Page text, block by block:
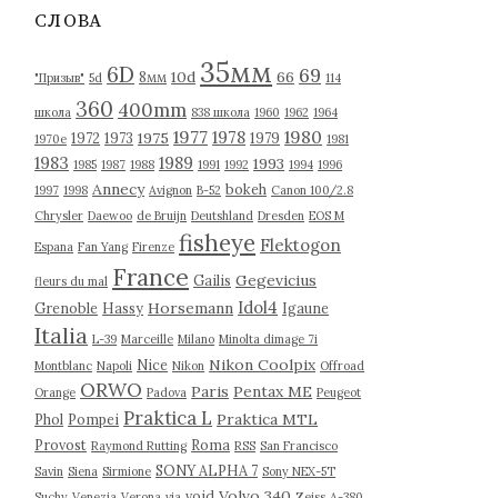
в
СЛОВА
"Призыв" 5d 6D 8мм 10d 35мм 66 69 114
школа 360 400mm 838 школа 1960 1962 1964
1970е 1972 1973 1975 1977 1978 1979 1980 1981
1983 1985 1987 1988 1989 1991 1992 1993 1994 1996
1997 1998 Annecy Avignon B-52 bokeh Canon 100/2.8
Chrysler Daewoo de Bruijn Deutshland Dresden EOS M
Espana Fan Yang Firenze fisheye Flektogon
fleurs du mal France Gailis Gegevicius
Grenoble Hassy Horsemann Idol4 Igaune
Italia L-39 Marceille Milano Minolta dimage 7i
Montblanc Napoli Nice Nikon Nikon Coolpix Offroad
Orange ORWO Padova Paris Pentax ME Peugeot
Phol Pompei Praktica L Praktica MTL
Provost Raymond Rutting Roma RSS San Francisco
Savin Siena Sirmione SONY ALPHA 7 Sony NEX-5T